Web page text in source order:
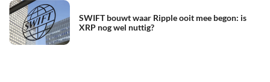
SWIFT bouwt waar Ripple ooit mee begon: is
XRP nog wel nuttig?